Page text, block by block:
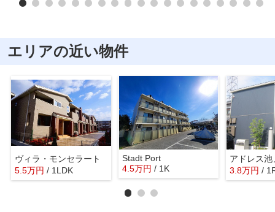
エリアの近い物件
ヴィラ・モンセラート
5.5万円 / 1LDK
Stadt Port
4.5万円 / 1K
アドレス池
3.8万円 /